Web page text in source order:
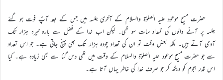
حضرت مسیح موعود علیہ الصلوٰۃ والسلام کے آخری جلسہ میں جس کے بعد آپؑ فوت ہو گئے
جلسہ پر آنے والوں کی تعداد سات سو تھی۔ لیکن اب خدا کے فضل سے بارہ تیرہ ہزار تک
آدمی آتے ہیں۔ بلکہ بعض وقت تو ان کی تعداد چودہ ہزار تک بھی پہنچ جاتی ہے۔ جو اس تعداد
سے جو حضرت مسیح موعود علیہ الصلوٰۃ والسلام کے وقت میں تھی دس گنا سے بھی زیادہ ہے۔ کیا
اس قدر ہجوم کو دیکھ کر جو صرف خدا کی خاطر یہاں آتا ہے۔